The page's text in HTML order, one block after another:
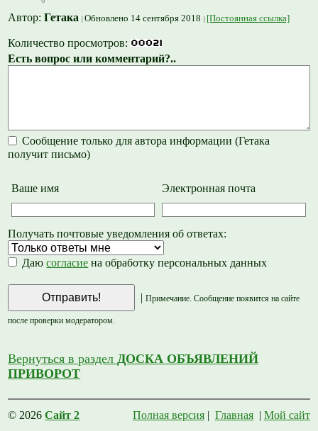
Автор:Гетака Обновлено 14 сентября 2018 [Постоянная ссылка]
Количество просмотров:
Есть вопрос или комментарий?..
Сообщение только для автора информации (Гетака
получит письмо)
Ваше имя Электронная почта
Получать почтовые уведомления об ответах:
Даюсогласие на обработку персональных данных
| Примечание. Сообщение появится на сайте
после проверки модератором.
Вернуться в разделДОСКА ОБЪЯВЛЕНИЙ
ПРИВОРОТ
© 2026Сайт 2 Полная версия| Главная| Мой сайт